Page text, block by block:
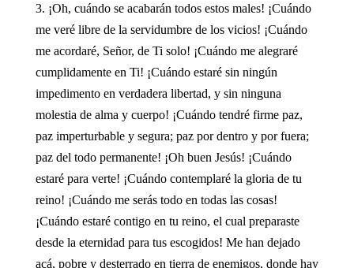
3. ¡Oh, cuándo se acabarán todos estos males! ¡Cuándo
me veré libre de la servidumbre de los vicios! ¡Cuándo
me acordaré, Señor, de Ti solo! ¡Cuándo me alegraré
cumplidamente en Ti! ¡Cuándo estaré sin ningún
impedimento en verdadera libertad, y sin ninguna
molestia de alma y cuerpo! ¡Cuándo tendré firme paz,
paz imperturbable y segura; paz por dentro y por fuera;
paz del todo permanente! ¡Oh buen Jesús! ¡Cuándo
estaré para verte! ¡Cuándo contemplaré la gloria de tu
reino! ¡Cuándo me serás todo en todas las cosas!
¡Cuándo estaré contigo en tu reino, el cual preparaste
desde la eternidad para tus escogidos! Me han dejado
acá, pobre y desterrado en tierra de enemigos, donde hay